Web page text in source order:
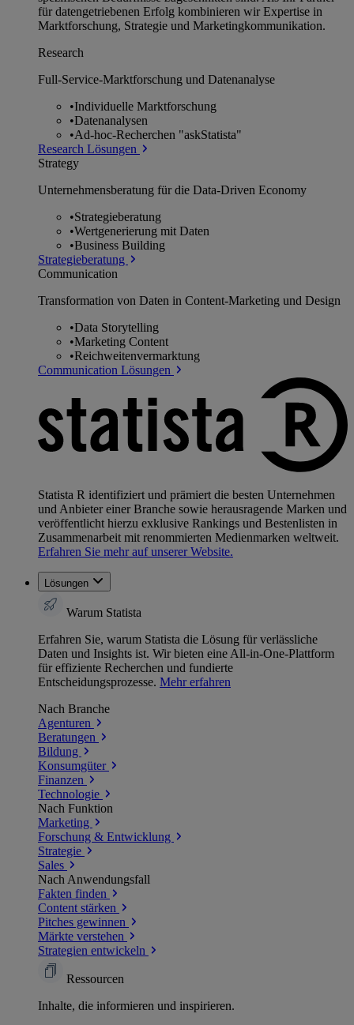
für datengetriebenen Erfolg kombinieren wir Expertise in
Marktforschung, Strategie und Marketingkommunikation.
Research
Full-Service-Marktforschung und Datenanalyse
•Individuelle Marktforschung
•Datenanalysen
•Ad-hoc-Recherchen "askStatista"
Research Lösungen
Strategy
Unternehmens­beratung für die Data-Driven Economy
•Strategieberatung
•Wertgenerierung mit Daten
•Business Building
Strategieberatung
Communication
Transformation von Daten in Content-Marketing und Design
•Data Storytelling
•Marketing Content
•Reichweitenvermarktung
Communication Lösungen
Statista R identifiziert und prämiert die besten Unternehmen
und Anbieter einer Branche sowie herausragende Marken und
veröffentlicht hierzu exklusive Rankings und Bestenlisten in
Zusammenarbeit mit renommierten Medienmarken weltweit.
Erfahren Sie mehr auf unserer Website.
Lösungen
Warum Statista
Erfahren Sie, warum Statista die Lösung für verlässliche
Daten und Insights ist. Wir bieten eine All-in-One-Plattform
für effiziente Recherchen und fundierte
Entscheidungsprozesse. Mehr erfahren
Nach Branche
Agenturen
Beratungen
Bildung
Konsumgüter
Finanzen
Technologie
Nach Funktion
Marketing
Forschung & Entwicklung
Strategie
Sales
Nach Anwendungsfall
Fakten finden
Content stärken
Pitches gewinnen
Märkte verstehen
Strategien entwickeln
Ressourcen
Inhalte, die informieren und inspirieren.